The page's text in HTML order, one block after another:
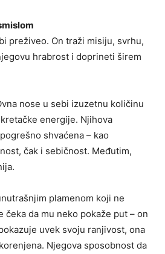
preživeo. On traži misiju, svrhu,
hrabrost i doprineti širem
nose u sebi izuzetnu količinu
energije. Njihova
shvaćena – kao
čak i sebičnost. Međutim,
plamenom koji ne
čeka da mu neko pokaže put – on
uvek svoju ranjivost, ona
Njegova sposobnost da